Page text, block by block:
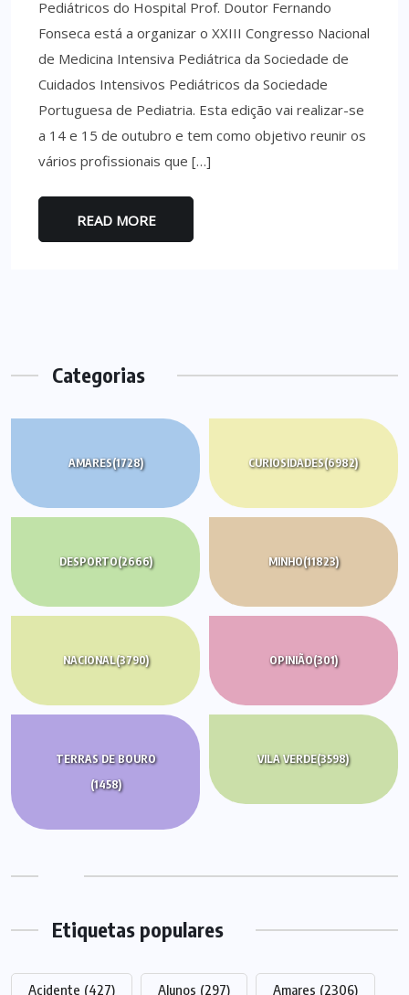
Pediátricos do Hospital Prof. Doutor Fernando
Fonseca está a organizar o XXIII Congresso Nacional
de Medicina Intensiva Pediátrica da Sociedade de
Cuidados Intensivos Pediátricos da Sociedade
Portuguesa de Pediatria. Esta edição vai realizar-se
a 14 e 15 de outubro e tem como objetivo reunir os
vários profissionais que […]
READ MORE
Categorias
AMARES(1728) CURIOSIDADES(6982)
DESPORTO(2666) MINHO(11823)
NACIONAL(3790) OPINIÃO(301)
TERRAS DE BOURO
(1458)
VILA VERDE(3598)
Etiquetas populares
Acidente (427) Alunos (297) Amares (2306)